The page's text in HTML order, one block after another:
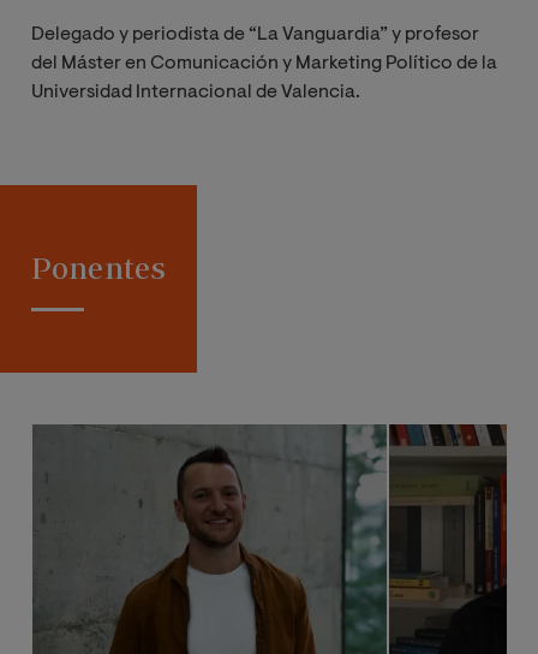
Delegado y periodista de “La Vanguardia” y profesor
del Máster en Comunicación y Marketing Político de la
Universidad Internacional de Valencia.
Ponentes